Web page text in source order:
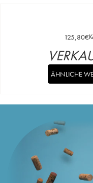
125,80€
ÄHNLICHE